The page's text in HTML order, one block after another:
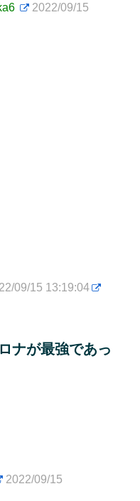
2022/09/15
09/15 13:19:04
ナが最強であっ
2022/09/15